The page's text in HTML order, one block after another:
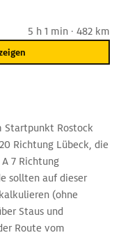
5 h 1 min · 482 km
Startpunkt Rostock
Richtung Lübeck, die
7 Richtung
sollten auf dieser
(ohne
Staus und
Route vom